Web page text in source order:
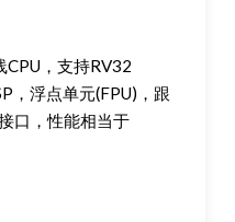
，支持RV32
，浮点单元(FPU)，跟
口，性能相当于